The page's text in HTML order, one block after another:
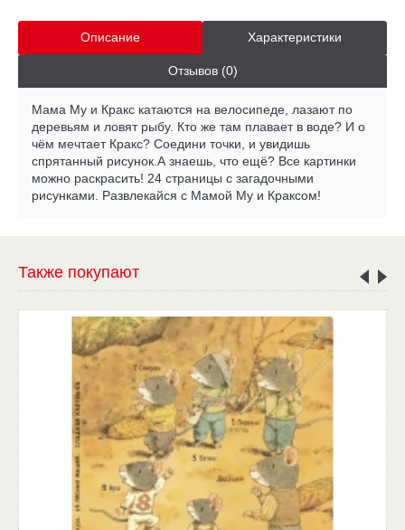
Описание Характеристики
Отзывов (0)
Мама Му и Кракс катаются на велосипеде, лазают по
деревьям и ловят рыбу. Кто же там плавает в воде? И о
чём мечтает Кракс? Соедини точки, и увидишь
спрятанный рисунок.А знаешь, что ещё? Все картинки
можно раскрасить! 24 страницы с загадочными
рисунками. Развлекайся с Мамой Му и Краксом!
Также покупают